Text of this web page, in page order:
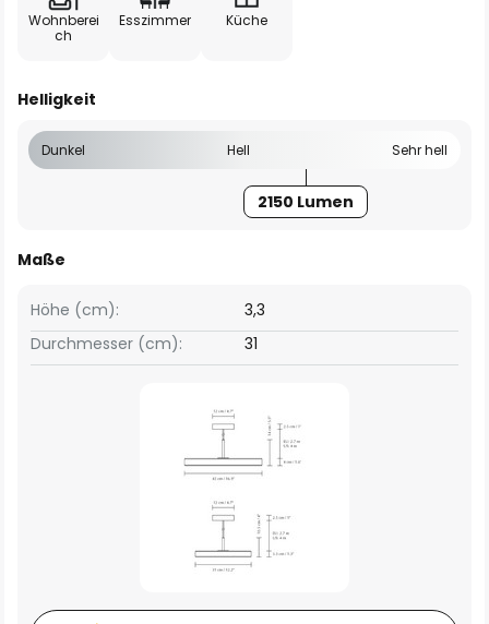
Wohnberei
ch
Esszimmer Küche
Helligkeit
Dunkel Hell Sehr hell
2150 Lumen
Maße
Höhe (cm):
3,3
Durchmesser (cm):
31